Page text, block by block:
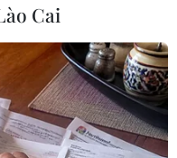
trận
#Quân đội
Cai